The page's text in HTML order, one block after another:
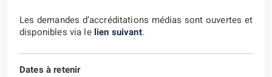
Les demandes d’accréditations médias sont ouvertes et
disponibles via le lien suivant.
Dates à retenir